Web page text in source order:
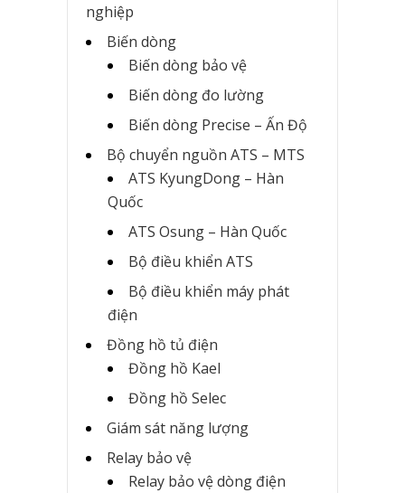
nghiệp
Biến dòng
Biến dòng bảo vệ
Biến dòng đo lường
Biến dòng Precise – Ấn Độ
Bộ chuyển nguồn ATS – MTS
ATS KyungDong – Hàn
Quốc
ATS Osung – Hàn Quốc
Bộ điều khiển ATS
Bộ điều khiển máy phát
điện
Đồng hồ tủ điện
Đồng hồ Kael
Đồng hồ Selec
Giám sát năng lượng
Relay bảo vệ
Relay bảo vệ dòng điện